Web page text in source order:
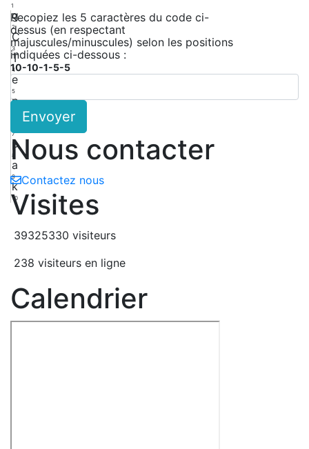
1
g
2
C
3
T
4
e
5
p
7
p
8
a
9
k
10
Recopiez les 5 caractères du code ci-
dessus (en respectant
majuscules/minuscules) selon les positions
indiquées ci-dessous :
10-10-1-5-5
Envoyer
Nous contacter
Contactez nous
Visites
39325330 visiteurs
238 visiteurs en ligne
Calendrier